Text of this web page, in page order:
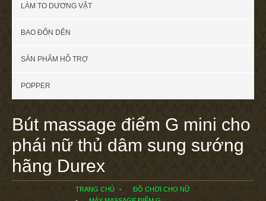
LÀM TO DƯƠNG VẬT
BAO ĐÔN DÊN
SẢN PHẨM HỖ TRỢ
POPPER
Bút massage điểm G mini cho
phái nữ thủ dâm sung sướng
hãng Durex
TRANG CHỦ
ĐỒ CHƠI CHO NỮ